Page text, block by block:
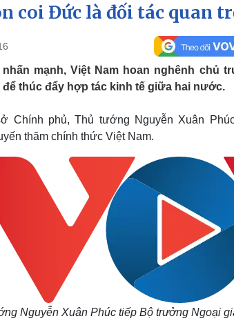
Dự báo thời tiết
Giáo dục
Biển đảo
Cuộc sống đó
Hồ sơ
Quân sự - Quốc phòng
Việt Nam
Phân tích
Thể thao
Lịch thi đấu
Hậu trường
Đời sống
Nhà đẹp
Tình yêu - Gia đình
Sân khấu -
Văn học
Âm nhạc
Di sản
coi Đức là đối tác quan
nhấn mạnh, Việt Nam hoan nghênh chủ
thúc đẩy hợp tác kinh tế giữa hai nước.
Chính phủ, Thủ tướng Nguyễn Xuân
thăm chính thức Việt Nam.
Nguyễn Xuân Phúc tiếp Bộ trưởng Ngoại